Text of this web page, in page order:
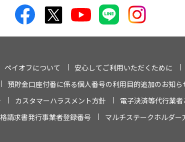
ペイオフについて 安心してご利用いただくために
預貯金口座付番に係る個人番号の利用目的追加のお知ら
カスタマーハラスメント方針
電子決済等代行業
請求書発行事業者登録番号 マルチステークホルダー